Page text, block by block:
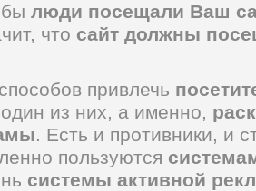
люди посещали Ваш
что сайт должны
привлечь
из них, а именно,
. Есть и противники, и
пользуются
системы активной